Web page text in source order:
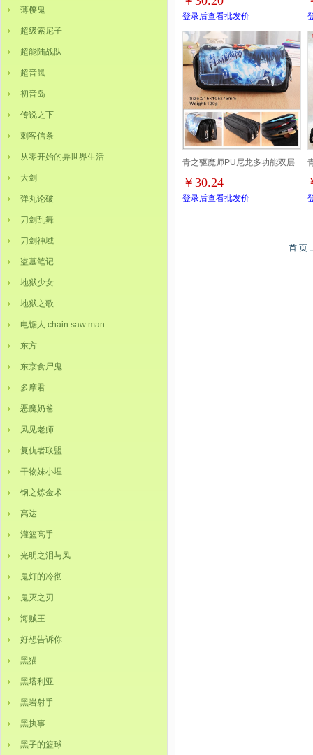
薄樱鬼
超级索尼子
超能陆战队
超音鼠
初音岛
传说之下
刺客信条
从零开始的异世界生活
大剑
弹丸论破
刀剑乱舞
刀剑神域
盗墓笔记
地狱少女
地狱之歌
电锯人 chain saw man
东方
东京食尸鬼
多摩君
恶魔奶爸
风见老师
复仇者联盟
干物妹小埋
钢之炼金术
高达
灌篮高手
光明之泪与风
鬼灯的冷彻
鬼灭之刃
海贼王
好想告诉你
黑猫
黑塔利亚
黑岩射手
黑执事
黑子的篮球
漫-8款版装圆形镜子钥匙扣
58MM
登录后查看批发价
青之驱魔师PU尼龙多功能双层
拉链翻盖钱包笔袋
￥30.24
登录后查看批发价
首 页